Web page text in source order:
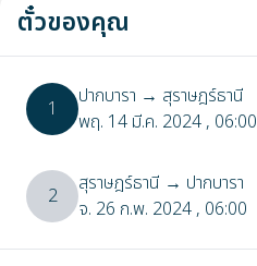
ตั๋วของคุณ
1 ปากบารา → สุราษฎร์ธานี
พฤ. 14 มี.ค. 2024, 06:00
2 สุราษฎร์ธานี → ปากบารา
จ. 26 ก.พ. 2024, 06:00